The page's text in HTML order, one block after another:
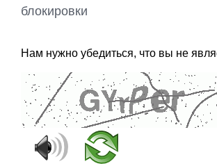
блокировки
Нам нужно убедиться, что вы не